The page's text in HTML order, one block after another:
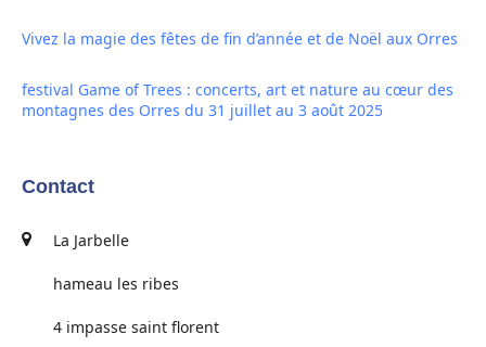
Vivez la magie des fêtes de fin d’année et de Noël aux Orres
festival Game of Trees : concerts, art et nature au cœur des
montagnes des Orres du 31 juillet au 3 août 2025
Contact
La Jarbelle
hameau les ribes
4 impasse saint florent